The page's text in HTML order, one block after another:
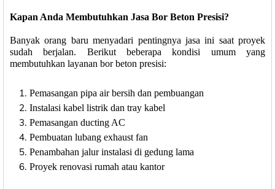
Kapan Anda Membutuhkan Jasa Bor Beton Presisi?
Banyak orang baru menyadari pentingnya jasa ini saat proyek
sudah berjalan. Berikut beberapa kondisi umum yang
membutuhkan layanan bor beton presisi:
Pemasangan pipa air bersih dan pembuangan
Instalasi kabel listrik dan tray kabel
Pemasangan ducting AC
Pembuatan lubang exhaust fan
Penambahan jalur instalasi di gedung lama
Proyek renovasi rumah atau kantor